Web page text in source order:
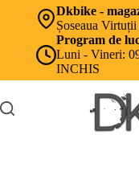
Dkbike -
Șoseaua
Program de
Luni - Vineri:
INCHIS